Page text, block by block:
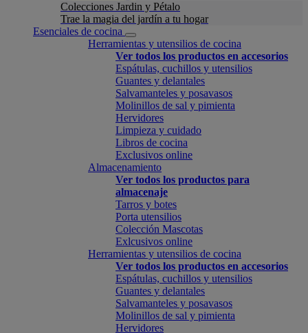
Colecciones Jardin y Pétalo
Trae la magia del jardín a tu hogar
Esenciales de cocina
Herramientas y utensilios de cocina
Ver todos los productos en accesorios
Espátulas, cuchillos y utensilios
Guantes y delantales
Salvamanteles y posavasos
Molinillos de sal y pimienta
Hervidores
Limpieza y cuidado
Libros de cocina
Exclusivos online
Almacenamiento
Ver todos los productos para
almacenaje
Tarros y botes
Porta utensilios
Colección Mascotas
Exlcusivos online
Herramientas y utensilios de cocina
Ver todos los productos en accesorios
Espátulas, cuchillos y utensilios
Guantes y delantales
Salvamanteles y posavasos
Molinillos de sal y pimienta
Hervidores